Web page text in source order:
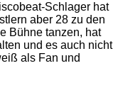
Schlager hat
aber 28 zu den
Bühne tanzen, hat
und es auch nicht
als Fan und